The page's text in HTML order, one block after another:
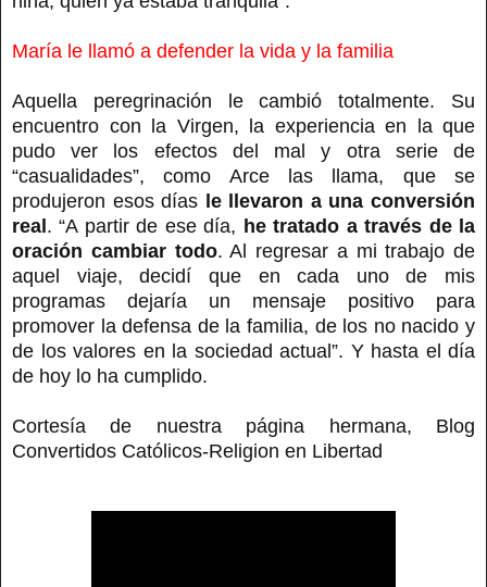
María le llamó a defender la vida y la familia
Aquella peregrinación le cambió totalmente. Su
encuentro con la Virgen, la experiencia en la que
pudo ver los efectos del mal y otra serie de
“casualidades”, como Arce las llama, que se
produjeron esos días le llevaron a una conversión
real. “A partir de ese día, he tratado a través de la
oración cambiar todo. Al regresar a mi trabajo de
aquel viaje, decidí que en cada uno de mis
programas dejaría un mensaje positivo para
promover la defensa de la familia, de los no nacido y
de los valores en la sociedad actual”. Y hasta el día
de hoy lo ha cumplido.
Cortesía de nuestra página hermana, Blog
Convertidos Católicos-Religion en Libertad